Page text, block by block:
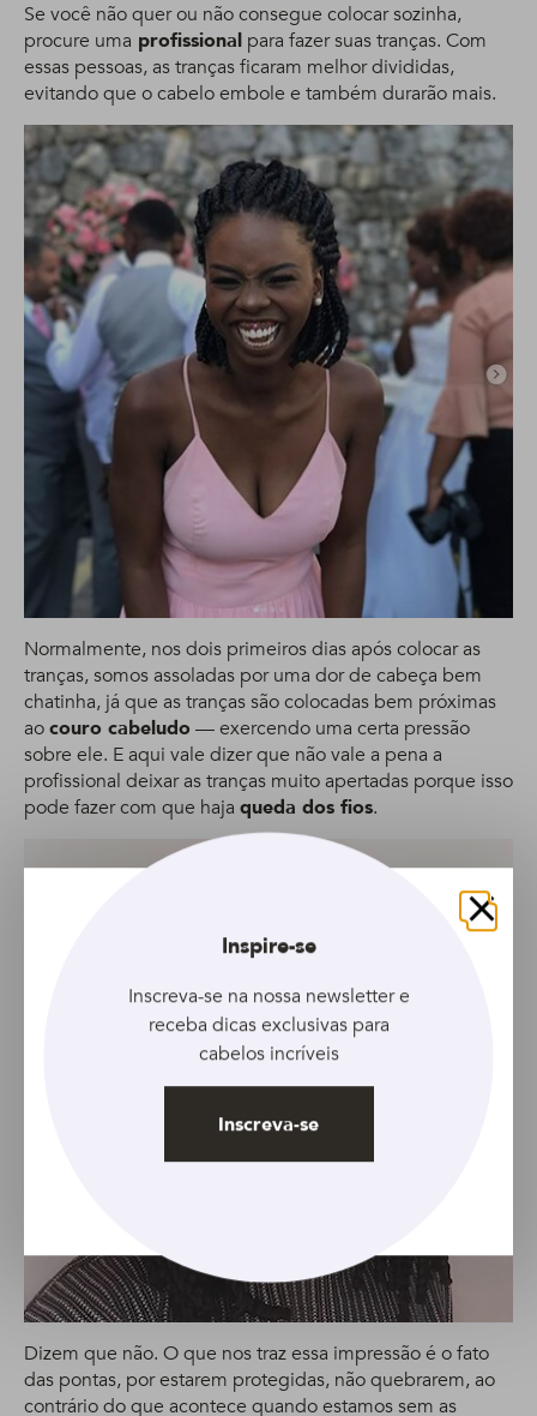
Se você não quer ou não consegue colocar sozinha,
procure uma profissional para fazer suas tranças. Com
essas pessoas, as tranças ficaram melhor divididas,
evitando que o cabelo embole e também durarão mais.
Normalmente, nos dois primeiros dias após colocar as
tranças, somos assoladas por uma dor de cabeça bem
chatinha, já que as tranças são colocadas bem próximas
aocouro cabeludo — exercendo uma certa pressão
sobre ele. E aqui vale dizer que não vale a pena a
profissional deixar as tranças muito apertadas porque isso
pode fazer com que haja queda dos fios.
Dizem que não. O que nos traz essa impressão é o fato
das pontas, por estarem protegidas, não quebrarem, ao
contrário do que acontece quando estamos sem as
Fechar
Inspire-se
Inscreva-se na nossa newsletter e
receba dicas exclusivas para
cabelos incríveis
Inscreva-se